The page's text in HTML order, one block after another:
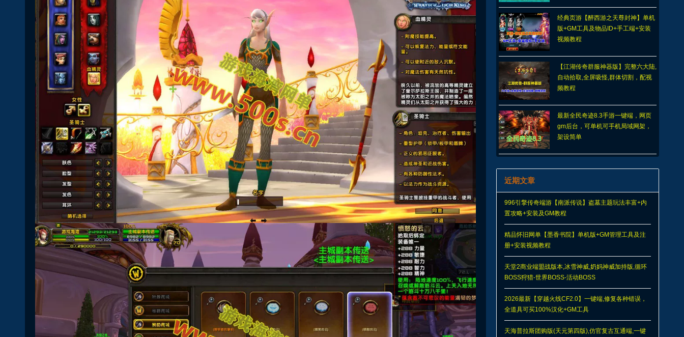
经典页游【醉西游之天尊封神】单机
版+GM工具及物品ID+手工端+安装
视频教程
【江湖传奇群服神器版】完整六大陆,
自动拾取,全屏吸怪,群体切割，配视
频教程
最新全民奇迹8.3手游一键端，网页
gm后台，可单机可手机局域网架，
架设简单
近期文章
996引擎传奇端游【南派传说】盗墓主题玩法丰富+内
置攻略+安装及GM教程
精品怀旧网单【墨香书院】单机版+GM管理工具及注
册+安装视频教程
天堂2商业端盟战版本,冰雪神威,奶妈神威加持版,循环
BOSS狩猎-世界BOSS-活动BOSS
2026最新【穿越火线CF2.0】一键端,修复各种错误，
全道具可买100%汉化+GM工具
天海普拉斯团购版(天元第四版),仿官复古互通端,一键